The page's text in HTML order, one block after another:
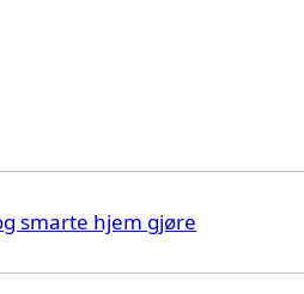
smarte hjem gjøre